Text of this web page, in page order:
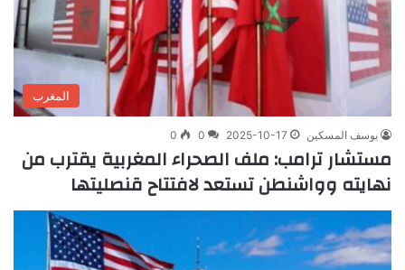
المغرب
يوسف المسكين 2025-10-17
0
0
مستشار ترامب: ملف الصحراء المغربية يقترب من
نهايته وواشنطن تستعد لافتتاح قنصليتها